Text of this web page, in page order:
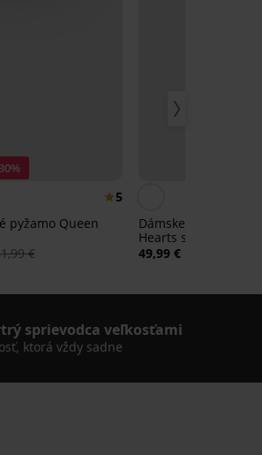
5
pyžamo Queen
€
Dámske pyžamo
Hearts s krátkymi
nohavicami
49,99 €
sprievodca veľkosťami
ktorá vždy sadne